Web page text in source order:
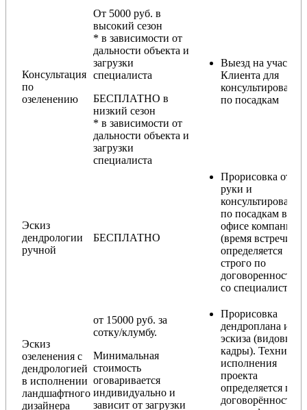
Консультация
по
озеленению
От 5000 руб. в
высокий сезон
* в зависимости от
дальности объекта и
загрузки
специалиста
БЕСПЛАТНО в
низкий сезон
* в зависимости от
дальности объекта и
загрузки
специалиста
Выезд на участок
Клиента для
консультирования
по посадкам
Эскиз
дендрологии
ручной
БЕСПЛАТНО
Прорисовка от
руки и
консультирование
по посадкам в
офисе компании
(время встречи
определяется
строго по
договоренности
со специалистом)
Эскиз
озеленения с
дендрологией
в исполнении
ландшафтного
дизайнера
от 15000 руб. за
сотку/клумбу.
Минимальная
стоимость
оговаривается
индивидуально и
зависит от загрузки
Прорисовка
дендроплана и
эскиза (видовые
кадры). Техника
исполнения
проекта
определяется по
договорённости с